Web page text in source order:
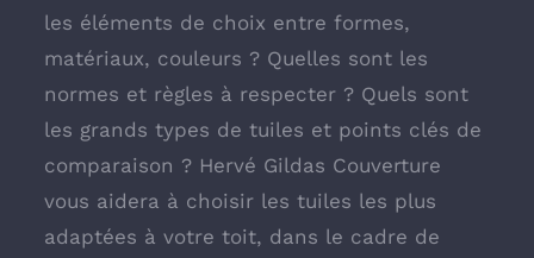
les éléments de choix entre formes,
matériaux, couleurs ? Quelles sont les
normes et règles à respecter ? Quels sont
les grands types de tuiles et points clés de
comparaison ? Hervé Gildas Couverture
vous aidera à choisir les tuiles les plus
adaptées à votre toit, dans le cadre de